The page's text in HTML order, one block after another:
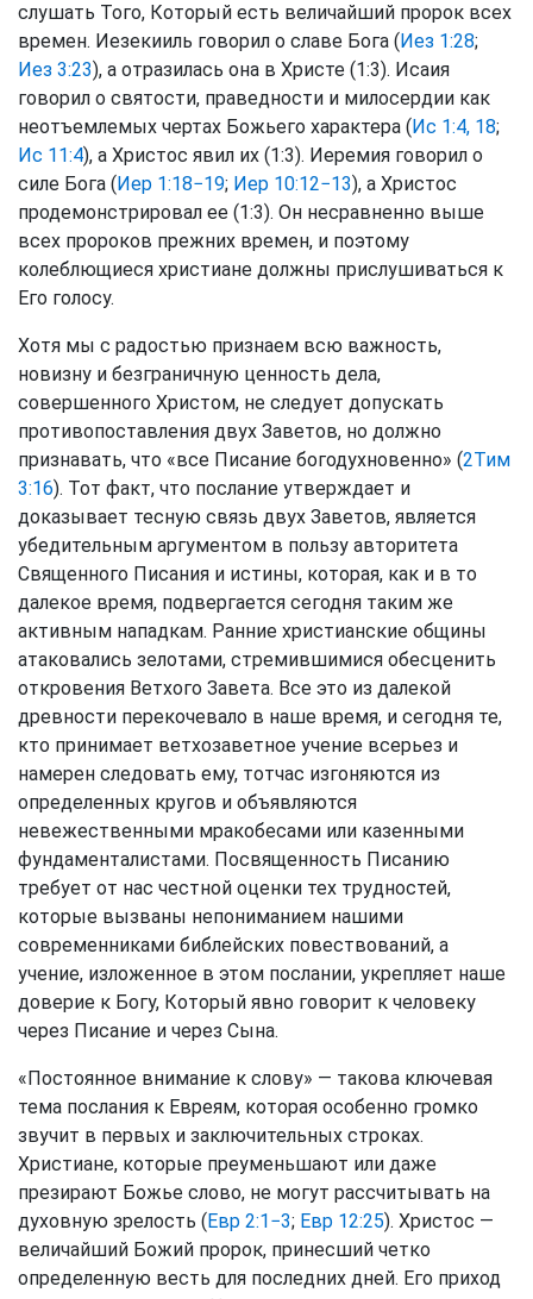
слушать Того, Который есть величайший пророк всех
времен. Иезекииль говорил о славе Бога (Иез 1:28;
Иез 3:23), а отразилась она в Христе (1:3). Исаия
говорил о святости, праведности и милосердии как
неотъемлемых чертах Божьего характера (Ис 1:4, 18;
Ис 11:4), а Христос явил их (1:3). Иеремия говорил о
силе Бога (Иер 1:18−19; Иер 10:12−13), а Христос
продемонстрировал ее (1:3). Он несравненно выше
всех пророков прежних времен, и поэтому
колеблющиеся христиане должны прислушиваться к
Его голосу.
Хотя мы с радостью признаем всю важность,
новизну и безграничную ценность дела,
совершенного Христом, не следует допускать
противопоставления двух Заветов, но должно
признавать, что «все Писание богодухновенно» (2Тим
3:16). Тот факт, что послание утверждает и
доказывает тесную связь двух Заветов, является
убедительным аргументом в пользу авторитета
Священного Писания и истины, которая, как и в то
далекое время, подвергается сегодня таким же
активным нападкам. Ранние христианские общины
атаковались зелотами, стремившимися обесценить
откровения Ветхого Завета. Все это из далекой
древности перекочевало в наше время, и сегодня те,
кто принимает ветхозаветное учение всерьез и
намерен следовать ему, тотчас изгоняются из
определенных кругов и объявляются
невежественными мракобесами или казенными
фундаменталистами. Посвященность Писанию
требует от нас честной оценки тех трудностей,
которые вызваны непониманием нашими
современниками библейских повествований, а
учение, изложенное в этом послании, укрепляет наше
доверие к Богу, Который явно говорит к человеку
через Писание и через Сына.
«Постоянное внимание к слову» — такова ключевая
тема послания к Евреям, которая особенно громко
звучит в первых и заключительных строках.
Христиане, которые преуменьшают или даже
презирают Божье слово, не могут рассчитывать на
духовную зрелость (Евр 2:1−3; Евр 12:25). Христос —
величайший Божий пророк, принесший четко
определенную весть для последних дней. Его приход